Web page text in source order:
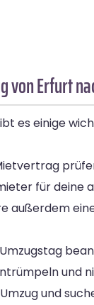
von Erfurt
es einige
für deine
außerdem
und